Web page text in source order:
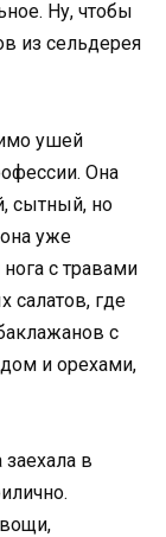
Ну, чтобы
из сельдерея
ушей
Она
сытный, но
уже
с травами
салатов, где
с
и орехами,
в